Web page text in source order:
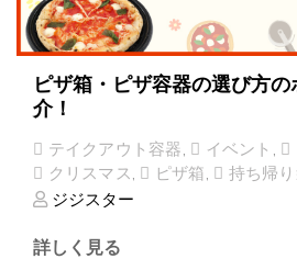
ピザ箱・ピザ容器の選び方
介！
テイクアウト容器 イベント
クリスマス
ピザ箱 持ち帰
ジジスター
詳しく見る